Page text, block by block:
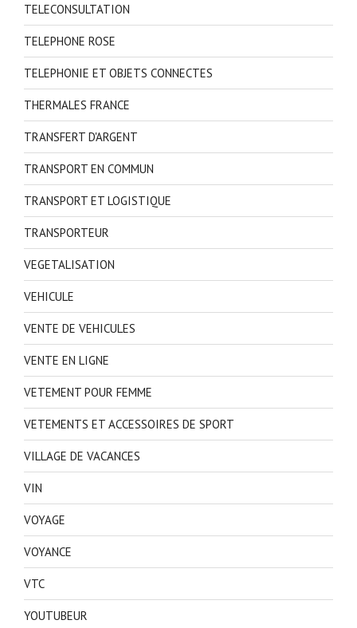
TELECONSULTATION
TELEPHONE ROSE
TELEPHONIE ET OBJETS CONNECTES
THERMALES FRANCE
TRANSFERT D'ARGENT
TRANSPORT EN COMMUN
TRANSPORT ET LOGISTIQUE
TRANSPORTEUR
VEGETALISATION
VEHICULE
VENTE DE VEHICULES
VENTE EN LIGNE
VETEMENT POUR FEMME
VETEMENTS ET ACCESSOIRES DE SPORT
VILLAGE DE VACANCES
VIN
VOYAGE
VOYANCE
VTC
YOUTUBEUR